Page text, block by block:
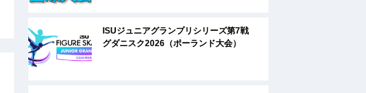
ISUジュニアグランプリシリーズ第7戦
グダニスク2026（ポーランド大会）